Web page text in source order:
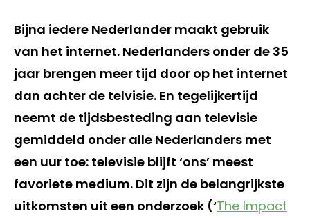
Bijna iedere Nederlander maakt gebruik
van het internet. Nederlanders onder de 35
jaar brengen meer tijd door op het internet
dan achter de telvisie. En tegelijkertijd
neemt de tijdsbesteding aan televisie
gemiddeld onder alle Nederlanders met
een uur toe: televisie blijft ‘ons’ meest
favoriete medium. Dit zijn de belangrijkste
uitkomsten uit een onderzoek (‘The Impact